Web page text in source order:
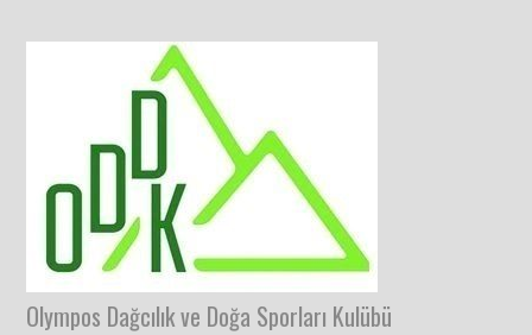
Olympos Dağcılık ve Doğa Sporları Kulübü